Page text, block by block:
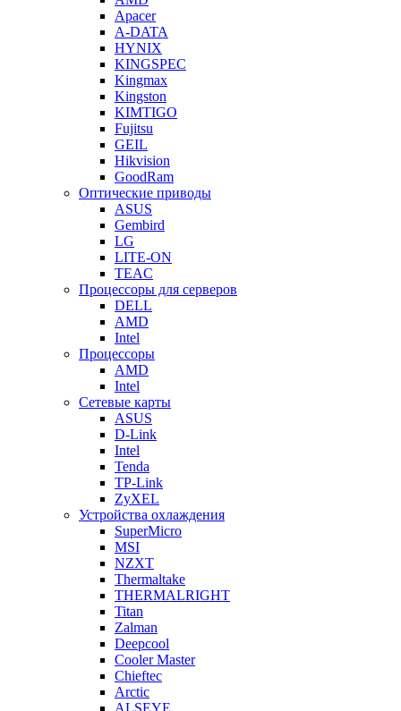
Apacer
A-DATA
HYNIX
KINGSPEC
Kingmax
Kingston
KIMTIGO
Fujitsu
GEIL
Hikvision
GoodRam
Оптические приводы
ASUS
Gembird
LG
LITE-ON
TEAC
Процессоры для серверов
DELL
AMD
Intel
Процессоры
AMD
Intel
Сетевые карты
ASUS
D-Link
Intel
Tenda
TP-Link
ZyXEL
Устройства охлаждения
SuperMicro
MSI
NZXT
Thermaltake
THERMALRIGHT
Titan
Zalman
Deepcool
Cooler Master
Chieftec
Arctic